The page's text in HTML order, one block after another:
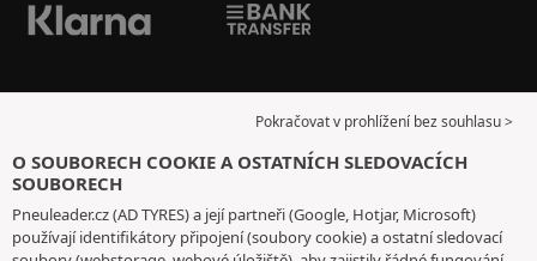
Pokračovat v prohlížení bez souhlasu >
O SOUBORECH COOKIE A OSTATNÍCH SLEDOVACÍCH
SOUBORECH
Pneuleader.cz (AD TYRES) a její partneři (Google, Hotjar, Microsoft)
používají identifikátory připojení (soubory cookie) a ostatní sledovací